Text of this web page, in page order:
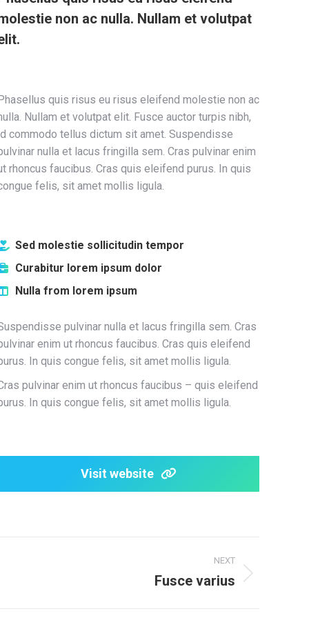
non ac nulla. Nullam et volutpat
quis risus eu risus eleifend molestie non ac
Nullam et volutpat elit. Fusce auctor turpis nibh,
commodo tellus dictum sit amet. Suspendisse
nulla et lacus fringilla sem. Cras pulvinar enim
rhoncus faucibus. Cras quis eleifend purus. In quis
felis, sit amet mollis ligula.
Sed molestie sollicitudin tempor
Curabitur lorem ipsum dolor
Nulla from lorem ipsum
pulvinar nulla et lacus fringilla sem. Cras
enim ut rhoncus faucibus. Cras quis eleifend
In quis congue felis, sit amet mollis ligula.
pulvinar enim ut rhoncus faucibus – quis eleifend
In quis congue felis, sit amet mollis ligula.
Visit website
NEXT
Fusce varius